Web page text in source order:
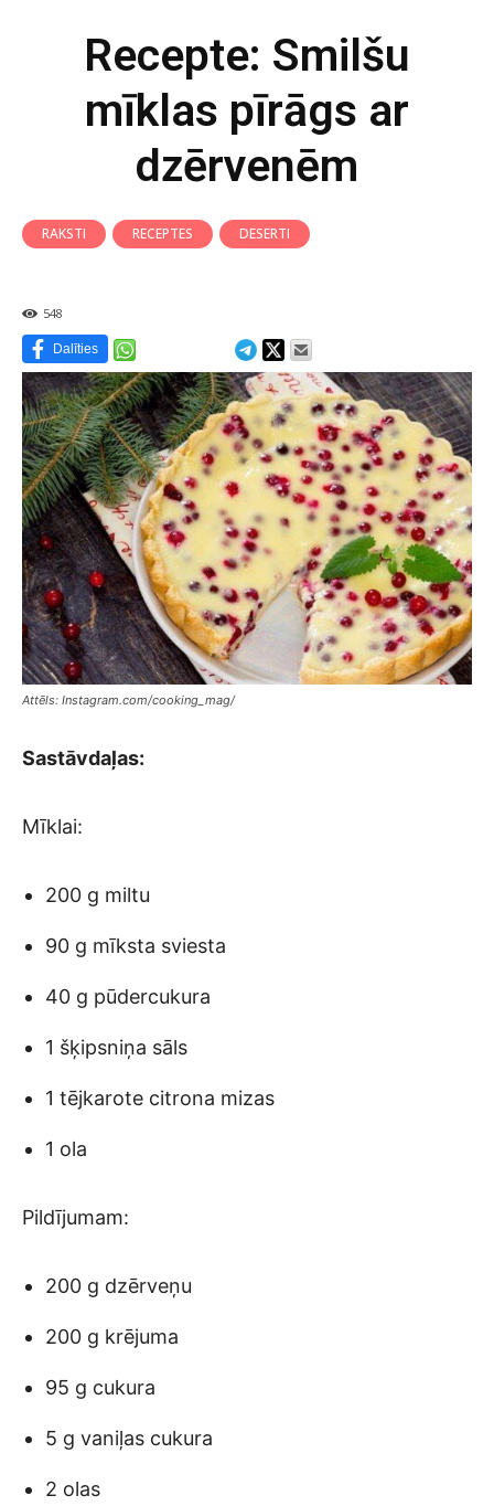
Recepte: Smilšu
mīklas pīrāgs ar
dzērvenēm
RAKSTI RECEPTES DESERTI
548
Dalīties
Attēls: Instagram.com/cooking_mag/
Sastāvdaļas:
Mīklai:
200 g miltu
90 g mīksta sviesta
40 g pūdercukura
1 šķipsniņa sāls
1 tējkarote citrona mizas
1 ola
Pildījumam:
200 g dzērveņu
200 g krējuma
95 g cukura
5 g vaniļas cukura
2 olas